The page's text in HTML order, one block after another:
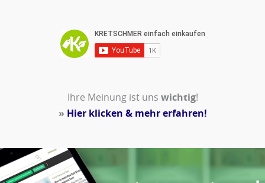
Ihre Meinung ist uns wichtig!
» Hier klicken & mehr erfahren!